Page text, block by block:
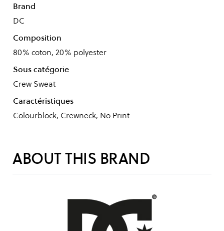
Brand
DC
Composition
80% coton, 20% polyester
Sous catégorie
Crew Sweat
Caractéristiques
Colourblock, Crewneck, No Print
ABOUT THIS BRAND